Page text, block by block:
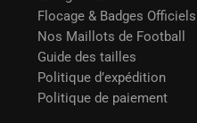
produit
Flocage & Badges Officiels
Nos Maillots de Football
Guide des tailles
Politique d’expédition
Politique de paiement